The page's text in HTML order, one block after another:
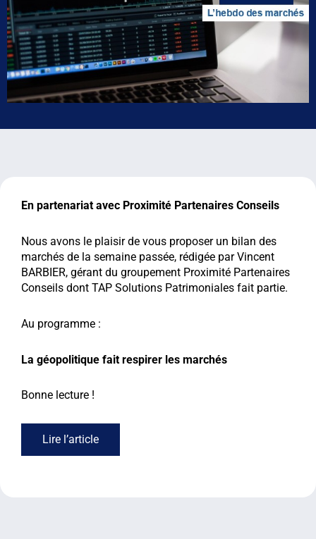
En partenariat avec Proximité Partenaires Conseils
Nous avons le plaisir de vous proposer un bilan des
marchés de la semaine passée, rédigée par Vincent
BARBIER, gérant du groupement Proximité Partenaires
Conseils dont TAP Solutions Patrimoniales fait partie.
Au programme :
La géopolitique fait respirer les marchés
Bonne lecture !
Lire l’article